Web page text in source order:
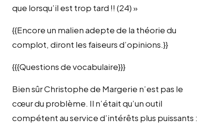
que lorsqu’il est trop tard !! (24) »
{{Encore un malien adepte de la théorie du
complot, diront les faiseurs d’opinions.}}
{{{Questions de vocabulaire}}}
Bien sûr Christophe de Margerie n’est pas le
cœur du problème. Il n’était qu’un outil
compétent au service d’intérêts plus puissants :